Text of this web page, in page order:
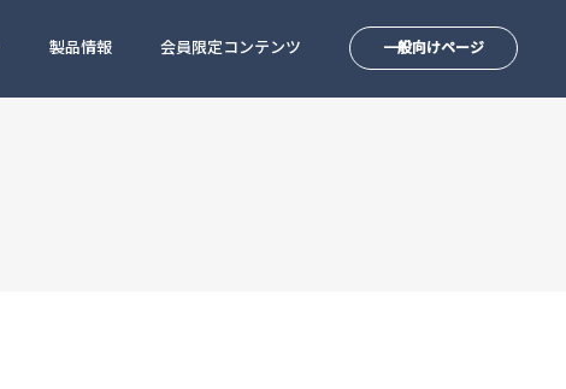
製品情報 会員限定コンテンツ 一般向けページ